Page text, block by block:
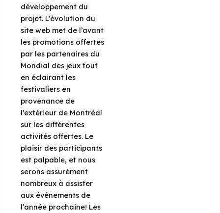
développement du
projet. L’évolution du
site web met de l’avant
les promotions offertes
par les partenaires du
Mondial des jeux tout
en éclairant les
festivaliers en
provenance de
l’extérieur de Montréal
sur les différentes
activités offertes. Le
plaisir des participants
est palpable, et nous
serons assurément
nombreux à assister
aux événements de
l’année prochaine! Les